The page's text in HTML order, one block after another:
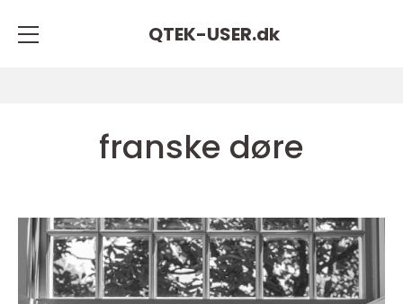
QTEK-USER.dk
franske døre